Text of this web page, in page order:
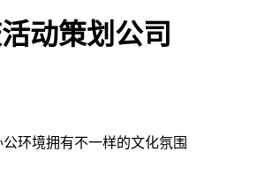
动策划公司
环境拥有不一样的文化氛围